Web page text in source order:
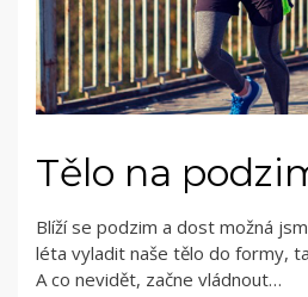
Tělo na
Blíží se podzim a dost možná
léta vyladit naše tělo do formy,
A co nevidět, začne vládnout…